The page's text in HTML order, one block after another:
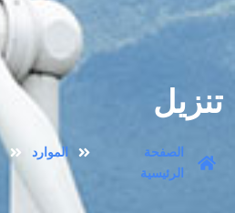
تنزيل
الصفحة
الرئيسية
الموارد